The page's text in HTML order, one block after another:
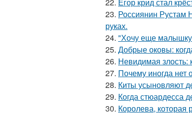
23. Россиянин Рустам
руках.
24. "Хочу еще
25. Добрые оковы:
26. Невидимая злость:
27. Почему иногда нет
28. Киты усыновляют
29. Когда стюардесса
30. Королева, которая